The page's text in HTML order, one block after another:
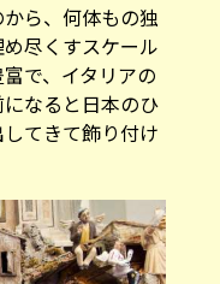
ら、何体もの独
尽くすスケール
で、イタリアの
なると日本のひ
てきて飾り付け